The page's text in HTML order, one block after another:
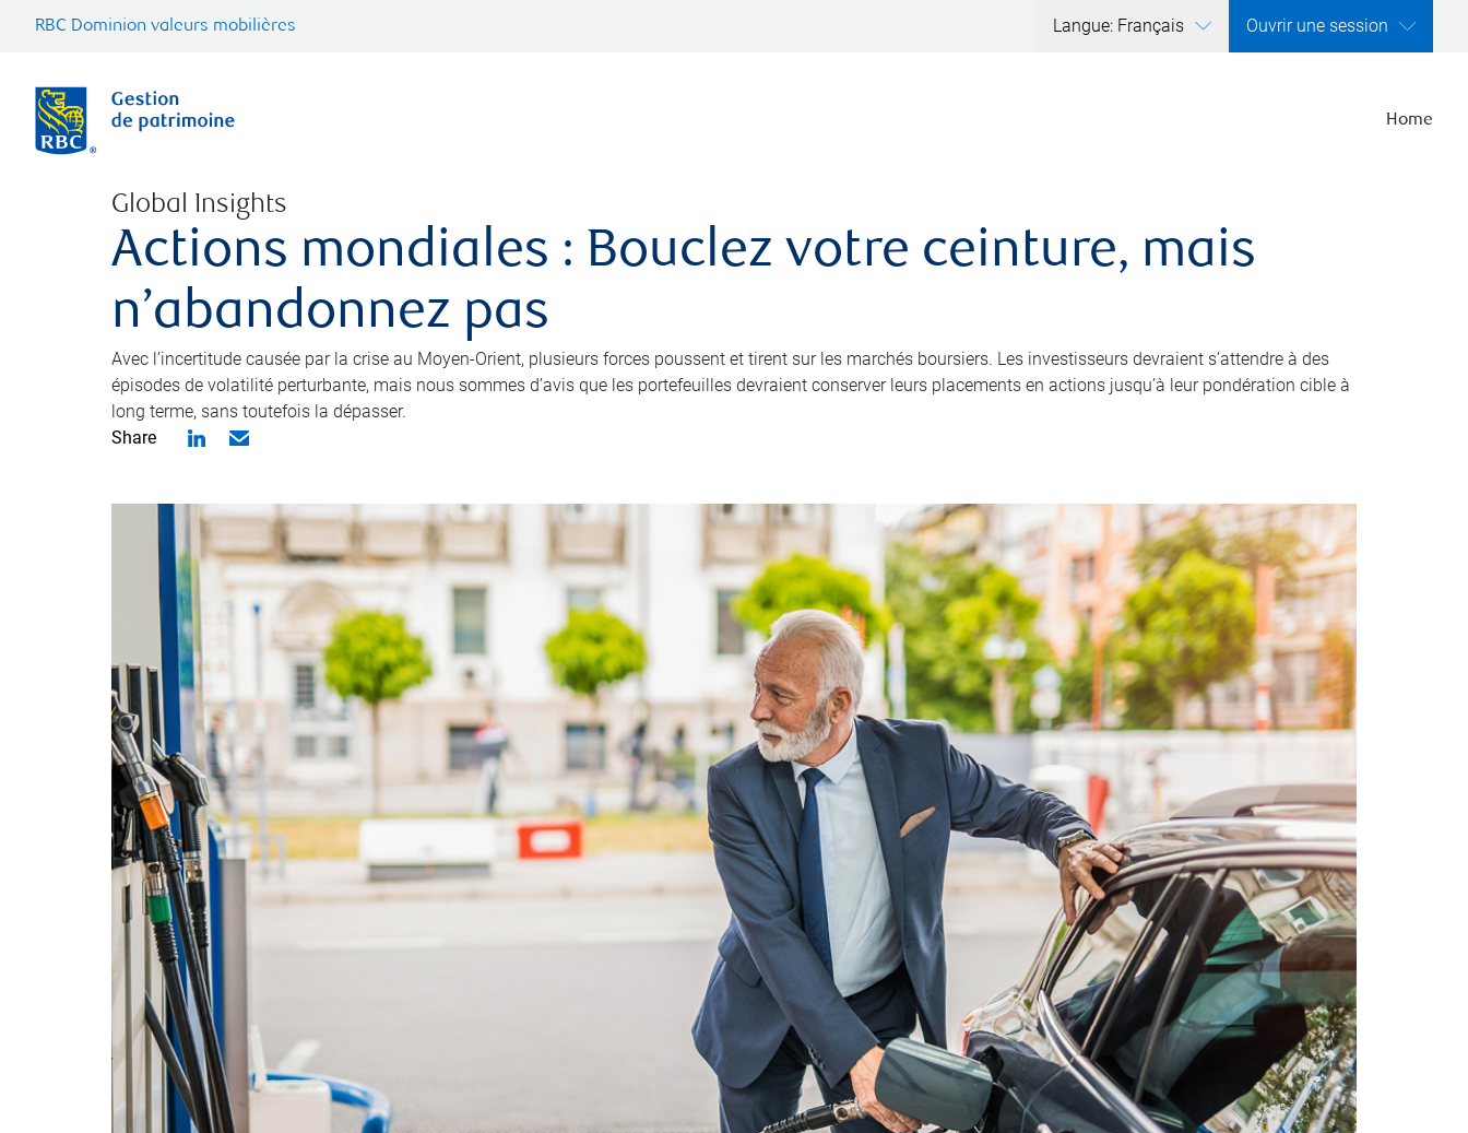
RBC Dominion valeurs mobilières Langue: Français Ouvrir une session
Home
Global Insights
Actions mondiales : Bouclez votre ceinture, mais
n’abandonnez pas
Avec l’incertitude causée par la crise au Moyen-Orient, plusieurs forces poussent et tirent sur les marchés boursiers. Les investisseurs devraient s’attendre à des
épisodes de volatilité perturbante, mais nous sommes d’avis que les portefeuilles devraient conserver leurs placements en actions jusqu’à leur pondération cible à
long terme, sans toutefois la dépasser.
Share